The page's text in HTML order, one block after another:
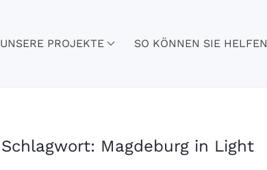
UNSERE PROJEKTE SO KÖNNEN SIE HELFEN
Schlagwort: Magdeburg in Light